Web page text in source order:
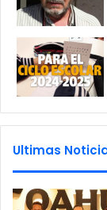
Ultimas